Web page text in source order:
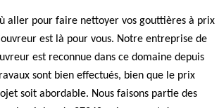
aller pour faire nettoyer vos gouttières à prix
est là pour vous. Notre entreprise de
est reconnue dans ce domaine depuis
sont bien effectués, bien que le prix
soit abordable. Nous faisons partie des